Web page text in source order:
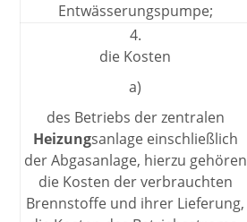
Entwässerungspumpe;
4.
die Kosten
a)
des Betriebs der zentralen
Heizungsanlage einschließlich
der Abgasanlage, hierzu gehören
die Kosten der verbrauchten
Brennstoffe und ihrer Lieferung,